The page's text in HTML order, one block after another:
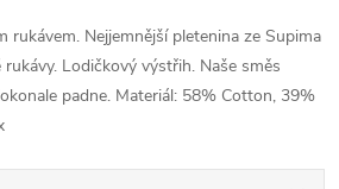
rukávem. Nejjemnější pletenina ze Supima
Lodičkový výstřih. Naše směs
padne. Materiál: 58% Cotton, 39%